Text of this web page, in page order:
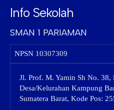
Info Sekolah
SMAN 1 PARIAMAN
NPSN 10307309
Jl. Prof. M. Yamin Sh No. 38,
Desa/Kelurahan Kampung
Sumatera Barat, Kode Pos: